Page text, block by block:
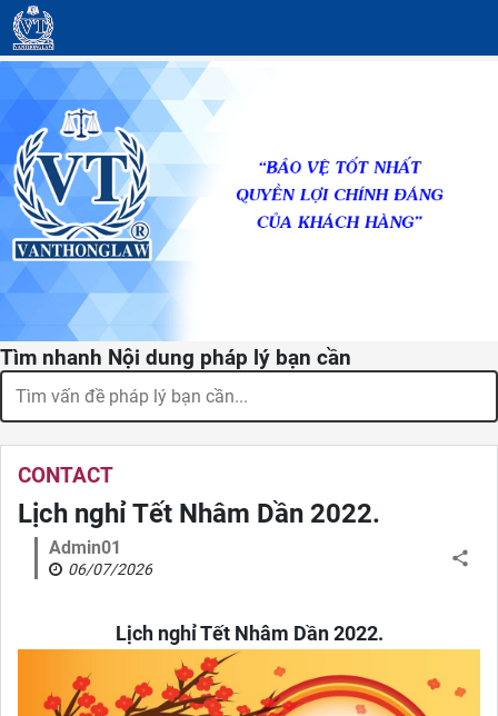
Tìm nhanh Nội dung pháp lý bạn cần
CONTACT
Lịch nghỉ Tết Nhâm Dần 2022.
Admin01
06/07/2026
Lịch nghỉ Tết Nhâm Dần 2022.